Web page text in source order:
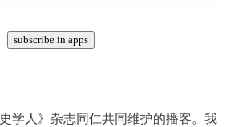
subscribe in apps
学人》杂志同仁共同维护的播客。我